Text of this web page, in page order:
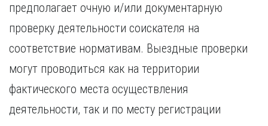
предполагает очную и/или документарную
проверку деятельности соискателя на
соответствие нормативам. Выездные проверки
могут проводиться как на территории
фактического места осуществления
деятельности, так и по месту регистрации